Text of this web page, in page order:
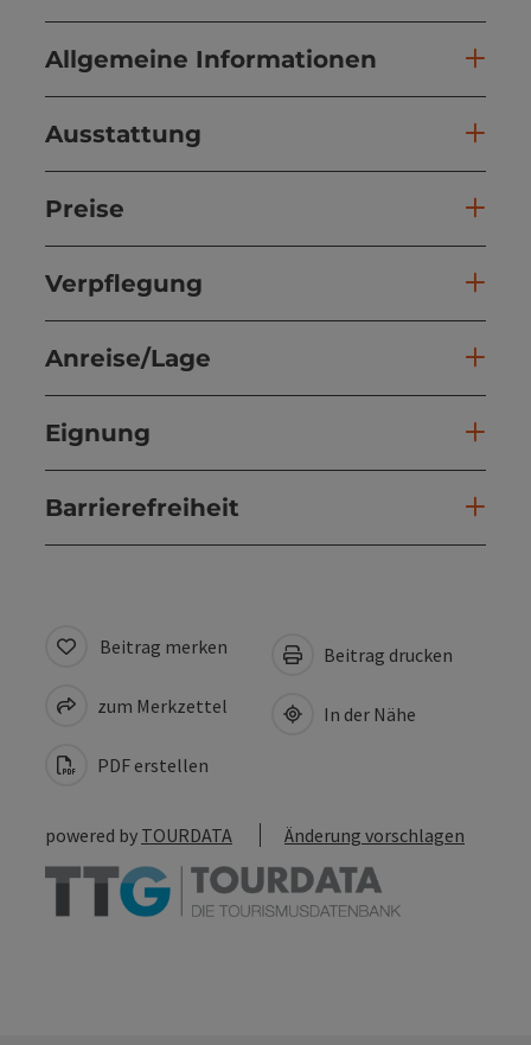
Allgemeine Informationen
Ausstattung
Preise
Verpflegung
Anreise/Lage
Eignung
Barrierefreiheit
Beitrag merken
zum Merkzettel
PDF erstellen
Beitrag drucken
In der Nähe
powered by TOURDATA Änderung vorschlagen